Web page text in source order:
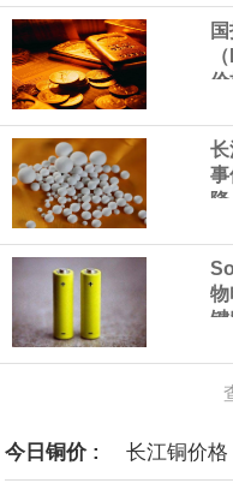
欧股开盘涨跌不一
0.08%，法国
意大利富时MIB指
LME伦镍日内跌超
瑞士7月季调后失
季调失业率 3%，
商品期货收盘，黄
涨2.64%，镍连续
长
事
降
物
键
今日铜价 : 长江铜价格